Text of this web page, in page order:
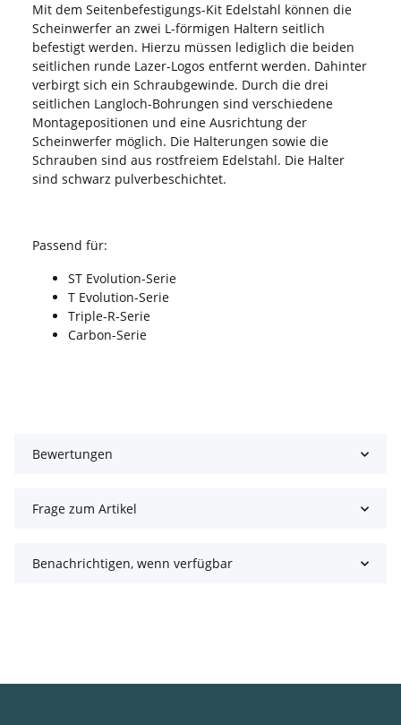
Mit dem Seitenbefestigungs-Kit Edelstahl können die
Scheinwerfer an zwei L-förmigen Haltern seitlich
befestigt werden. Hierzu müssen lediglich die beiden
seitlichen runde Lazer-Logos entfernt werden. Dahinter
verbirgt sich ein Schraubgewinde. Durch die drei
seitlichen Langloch-Bohrungen sind verschiedene
Montagepositionen und eine Ausrichtung der
Scheinwerfer möglich. Die Halterungen sowie die
Schrauben sind aus rostfreiem Edelstahl. Die Halter
sind schwarz pulverbeschichtet.
Passend für:
ST Evolution-Serie
T Evolution-Serie
Triple-R-Serie
Carbon-Serie
Bewertungen
Frage zum Artikel
Benachrichtigen, wenn verfügbar